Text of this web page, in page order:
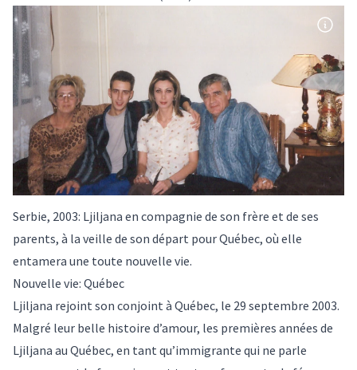
Serbie, 2003: Ljiljana en compagnie de son frère et de ses
parents, à la veille de son départ pour Québec, où elle
entamera une toute nouvelle vie.
Nouvelle vie: Québec
Ljiljana rejoint son conjoint à Québec, le 29 septembre 2003.
Malgré leur belle histoire d’amour, les premières années de
Ljiljana au Québec, en tant qu’immigrante qui ne parle